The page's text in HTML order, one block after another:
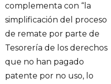
complementa con “la
simplificación del proceso
de remate por parte de
Tesorería de los derechos
que no han pagado
patente por no uso, lo